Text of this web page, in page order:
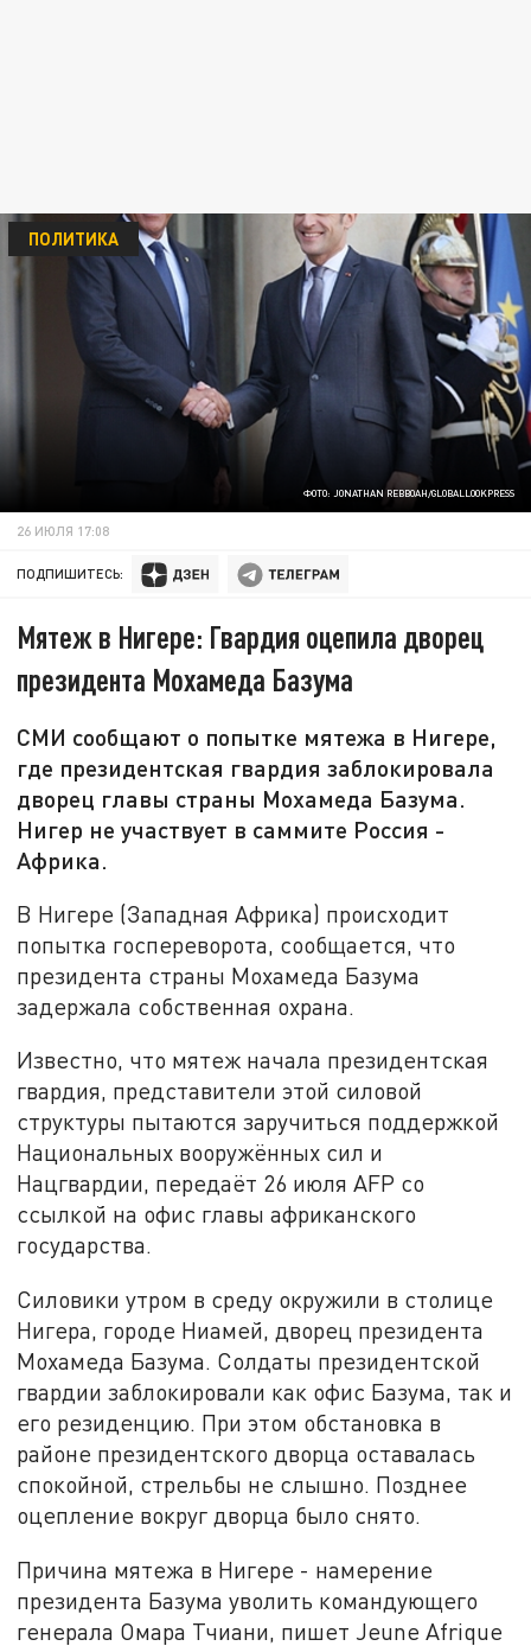
ФОТО: JONATHAN REBBOAH/GLOBALLOOKPRESS
ПОЛИТИКА
26 ИЮЛЯ 17:08
ПОДПИШИТЕСЬ:
Мятеж в Нигере: Гвардия оцепила дворец
президента Мохамеда Базума
СМИ сообщают о попытке мятежа в Нигере,
где президентская гвардия заблокировала
дворец главы страны Мохамеда Базума.
Нигер не участвует в саммите Россия -
Африка.
В Нигере (Западная Африка) происходит
попытка госпереворота, сообщается, что
президента страны Мохамеда Базума
задержала собственная охрана.
Известно, что мятеж начала президентская
гвардия, представители этой силовой
структуры пытаются заручиться поддержкой
Национальных вооружённых сил и
Нацгвардии, передаёт 26 июля AFP со
ссылкой на офис главы африканского
государства.
Силовики утром в среду окружили в столице
Нигера, городе Ниамей, дворец президента
Мохамеда Базума. Солдаты президентской
гвардии заблокировали как офис Базума, так и
его резиденцию. При этом обстановка в
районе президентского дворца оставалась
спокойной, стрельбы не слышно. Позднее
оцепление вокруг дворца было снято.
Причина мятежа в Нигере - намерение
президента Базума уволить командующего
генерала Омара Тчиани, пишет Jeune Afrique